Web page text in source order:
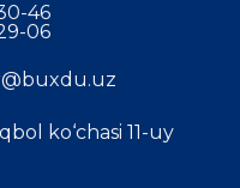
46
06
ko‘chasi 11-uy